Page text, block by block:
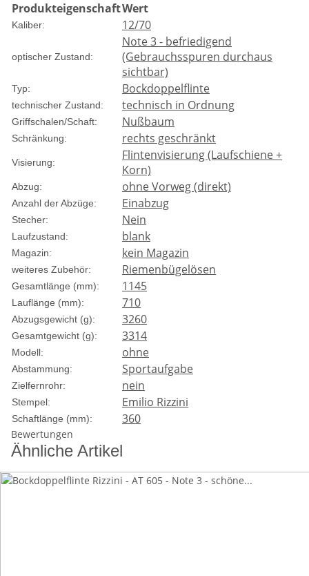
ProdukteigenschaftWert
Kaliber: 12/70
optischer Zustand:
Note 3 - befriedigend
(Gebrauchsspuren durchaus
sichtbar)
Typ: Bockdoppelflinte
technischer Zustand: technisch in Ordnung
Griffschalen/Schaft: Nußbaum
Schränkung: rechts geschränkt
Visierung:
Flintenvisierung (Laufschiene +
Korn)
Abzug: ohne Vorweg (direkt)
Anzahl der Abzüge: Einabzug
Stecher: Nein
Laufzustand: blank
Magazin: kein Magazin
weiteres Zubehör: Riemenbügelösen
Gesamtlänge (mm): 1145
Lauflänge (mm): 710
Abzugsgewicht (g): 3260
Gesamtgewicht (g): 3314
Modell: ohne
Abstammung: Sportaufgabe
Zielfernrohr: nein
Stempel: Emilio Rizzini
Schaftlänge (mm): 360
Bewertungen
Ähnliche Artikel